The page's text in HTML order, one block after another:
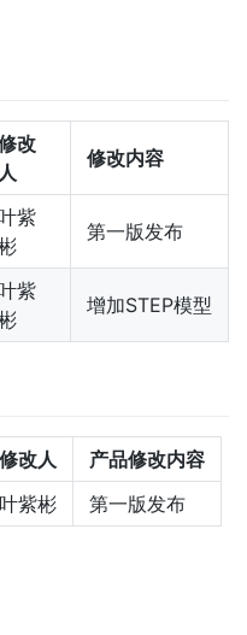
改
人
修改内容
紫
第一版发布
紫
增加STEP模型
修改人
产品修改内容
叶紫彬 第一版发布